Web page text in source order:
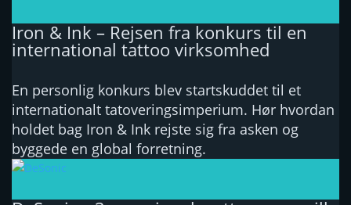
Iron & Ink – Rejsen fra konkurs til en
international tattoo virksomhed
En personlig konkurs blev startskuddet til et
internationalt tatoveringsimperium. Hør hvordan
holdet bag Iron & Ink rejste sig fra asken og
byggede en global forretning.